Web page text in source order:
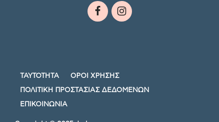
ΤΑΥΤΟΤΗΤΑ ΟΡΟΙ ΧΡΗΣΗΣ
ΠΟΛΙΤΙΚΗ ΠΡΟΣΤΑΣΙΑΣ ΔΕΔΟΜΕΝΩΝ
ΕΠΙΚΟΙΝΩΝΙΑ